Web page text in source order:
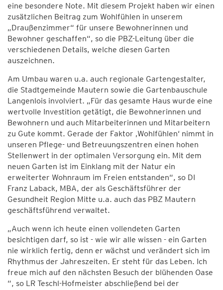
eine besondere Note. Mit diesem Projekt haben wir einen
zusätzlichen Beitrag zum Wohlfühlen in unserem
„Draußenzimmer“ für unsere Bewohnerinnen und
Bewohner geschaffen“, so die PBZ-Leitung über die
verschiedenen Details, welche diesen Garten
auszeichnen.
Am Umbau waren u.a. auch regionale Gartengestalter,
die Stadtgemeinde Mautern sowie die Gartenbauschule
Langenlois involviert. „Für das gesamte Haus wurde eine
wertvolle Investition getätigt, die Bewohnerinnen und
Bewohnern und auch Mitarbeiterinnen und Mitarbeitern
zu Gute kommt. Gerade der Faktor ‚Wohlfühlen‘ nimmt in
unseren Pflege- und Betreuungszentren einen hohen
Stellenwert in der optimalen Versorgung ein. Mit dem
neuen Garten ist im Einklang mit der Natur ein
erweiterter Wohnraum im Freien entstanden“, so DI
Franz Laback, MBA, der als Geschäftsführer der
Gesundheit Region Mitte u.a. auch das PBZ Mautern
geschäftsführend verwaltet.
„Auch wenn ich heute einen vollendeten Garten
besichtigen darf, so ist - wie wir alle wissen - ein Garten
nie wirklich fertig, denn er wächst und verändert sich im
Rhythmus der Jahreszeiten. Er steht für das Leben. Ich
freue mich auf den nächsten Besuch der blühenden Oase
“, so LR Teschl-Hofmeister abschließend bei der